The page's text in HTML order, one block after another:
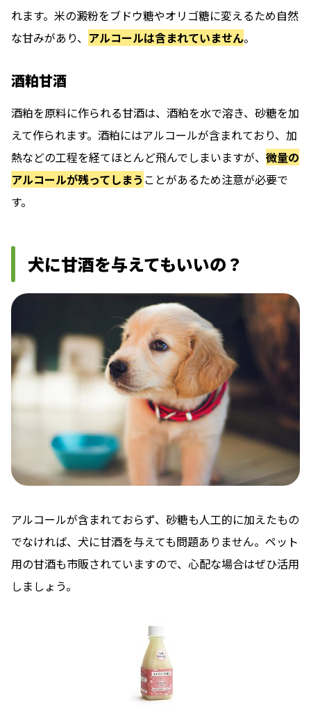
れます。米の澱粉をブドウ糖やオリゴ糖に変えるため自然
な甘みがあり、 アルコールは含まれていません。
酒粕甘酒
酒粕を原料に作られる甘酒は、酒粕を水で溶き、砂糖を加
えて作られます。酒粕にはアルコールが含まれており、加
熱などの工程を経てほとんど飛んでしまいますが、 微量の
アルコールが残ってしまうことがあるため注意が必要で
す。
犬に甘酒を与えてもいいの？
アルコールが含まれておらず、砂糖も人工的に加えたもの
でなければ、犬に甘酒を与えても問題ありません。ペット
用の甘酒も市販されていますので、心配な場合はぜひ活用
しましょう。